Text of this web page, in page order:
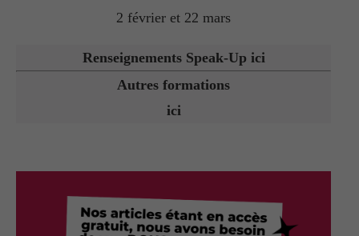
2 février et 22 mars
Renseignements Speak-Up ici
Autres formations
ici